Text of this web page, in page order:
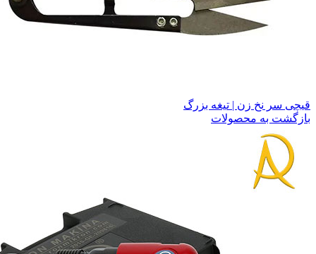
قیچی سر نخ زن | تیغه بزرگ
بازگشت به محصولات